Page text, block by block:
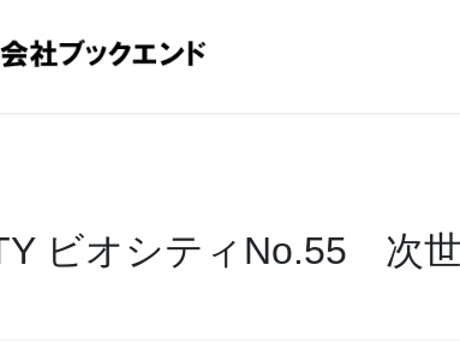
ビオシティNo.55 次